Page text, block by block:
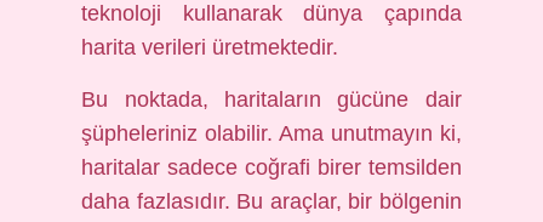
teknoloji kullanarak dünya çapında
harita verileri üretmektedir.
Bu noktada, haritaların gücüne dair
şüpheleriniz olabilir. Ama unutmayın ki,
haritalar sadece coğrafi birer temsilden
daha fazlasıdır. Bu araçlar, bir bölgenin